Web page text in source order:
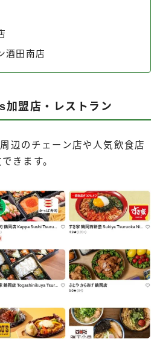
酒田南店
盟店・レストラン
辺のチェーン店や人気飲食店
きます。